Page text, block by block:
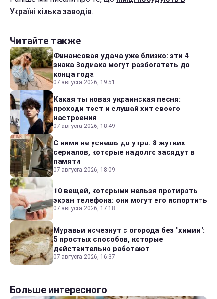
Україні кілька заводів.
Читайте также
Финансовая удача уже близко: эти 4
знака Зодиака могут разбогатеть до
конца года
07 августа 2026, 19:51
Какая ты новая украинская песня:
проходи тест и слушай хит своего
настроения
07 августа 2026, 18:49
С ними не уснешь до утра: 8 жутких
сериалов, которые надолго засядут в
памяти
07 августа 2026, 18:09
10 вещей, которыми нельзя протирать
экран телефона: они могут его испортить
07 августа 2026, 17:18
Муравьи исчезнут с огорода без "химии":
5 простых способов, которые
действительно работают
07 августа 2026, 16:37
Больше интересного